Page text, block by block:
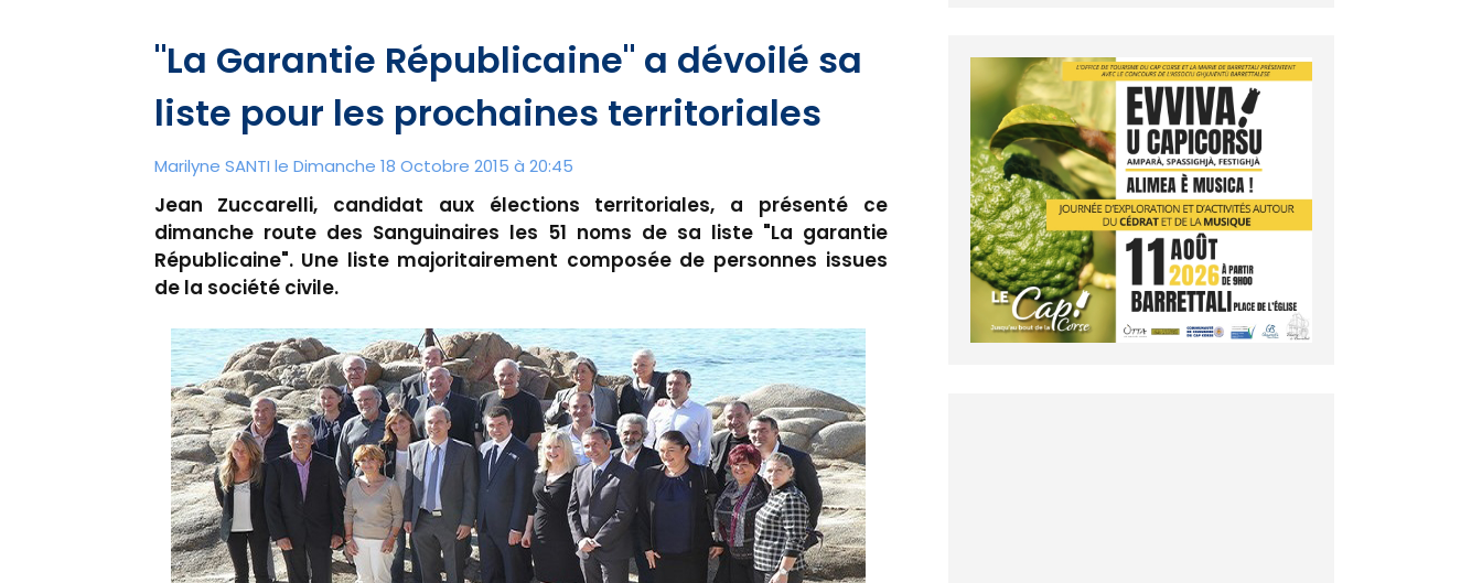
"La Garantie Républicaine" a dévoilé sa
liste pour les prochaines territoriales
Marilyne SANTI le Dimanche 18 Octobre 2015 à 20:45
Jean Zuccarelli, candidat aux élections territoriales, a présenté ce
dimanche route des Sanguinaires les 51 noms de sa liste "La garantie
Républicaine". Une liste majoritairement composée de personnes issues
de la société civile.